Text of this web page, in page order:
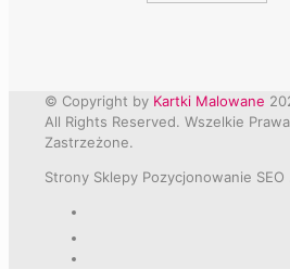
© Copyright by Kartki Malowane
All Rights Reserved. Wszelkie Prawa
Zastrzeżone.
Strony Sklepy Pozycjonowanie SEO